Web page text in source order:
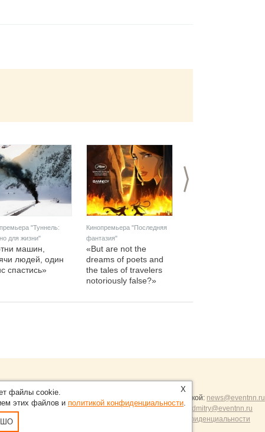
>
"Туннель:
для жизни"
машин,
людей, один
спастись»
Кинопремьера "Последняя
фантазия"
«But are not the
dreams of poets and
the tales of travelers
notoriously false?»
Обращайтесь на портал
С новостями, пресс-релизами и разумной критикой: news@eventnn.ru
По вопросам добавления информации на сайт: dmitry@eventnn.ru
Пользовательское Соглашение и политика конфиденциальности
X
файлы cookie.
этих файлов и политикой конфиденциальности.